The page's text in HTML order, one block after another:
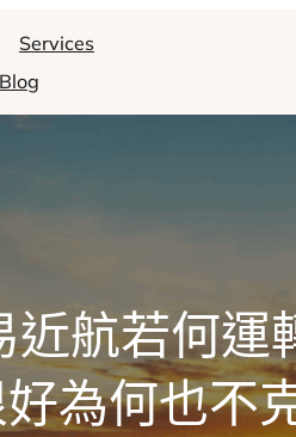
Services
Blog
近航若何運
為何也不